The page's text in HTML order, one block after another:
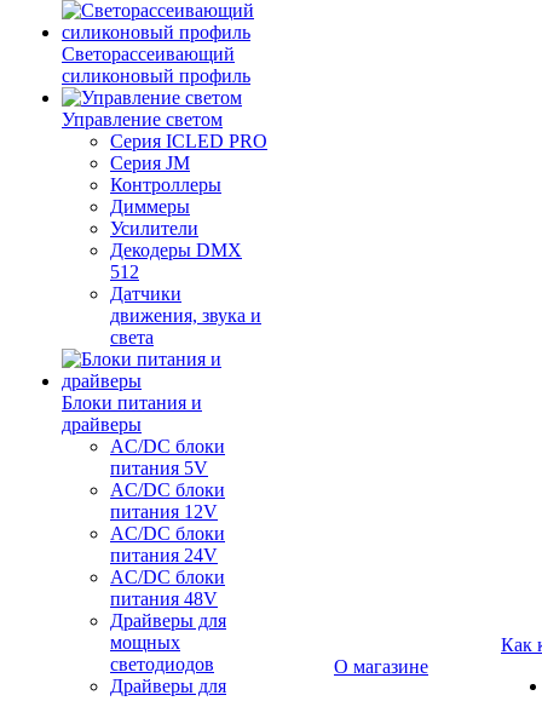
Светорассеивающий
силиконовый профиль
Управление светом
Серия ICLED PRO
Серия JM
Контроллеры
Диммеры
Усилители
Декодеры DMX
512
Датчики
движения, звука и
света
Блоки питания и
драйверы
AC/DC блоки
питания 5V
AC/DC блоки
питания 12V
AC/DC блоки
питания 24V
AC/DC блоки
питания 48V
Драйверы для
мощных
светодиодов
Драйверы для
О магазине
Как